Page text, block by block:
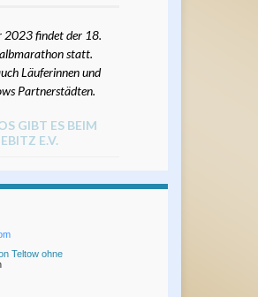
2023 findet der 18.
statt.
Läuferinnen und
Partnerstädten.
GIBT ES BEIM
E.V.
Teltow ohne